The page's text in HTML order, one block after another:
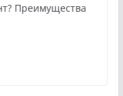
Преимущества